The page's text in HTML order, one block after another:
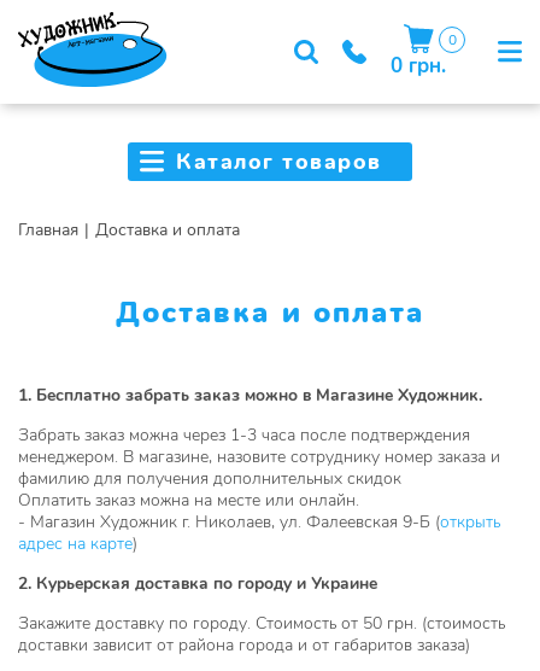
0
0 грн.
Каталог товаров
Главная Доставка и оплата
Доставка и оплата
1. Бесплатно забрать заказ можно в Магазине Художник.
Забрать заказ можна через 1-3 часа после подтверждения
менеджером. В магазине, назовите сотруднику номер заказа и
фамилию для получения дополнительных скидок
Оплатить заказ можна на месте или онлайн.
- Магазин Художник г. Николаев, ул. Фалеевская 9-Б (открыть
адрес на карте)
2. Курьерская доставка по городу и Украине
Закажите доставку по городу. Стоимость от 50 грн. (стоимость
доставки зависит от района города и от габаритов заказа)